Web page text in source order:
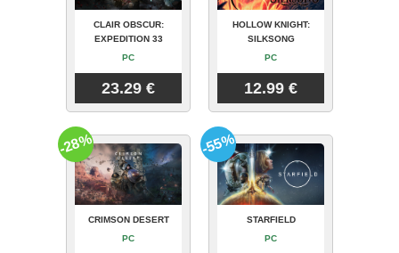
CLAIR OBSCUR:
EXPEDITION 33
PC
23.29 €
HOLLOW KNIGHT:
SILKSONG
PC
12.99 €
CRIMSON DESERT
PC
-28%
STARFIELD
PC
-55%